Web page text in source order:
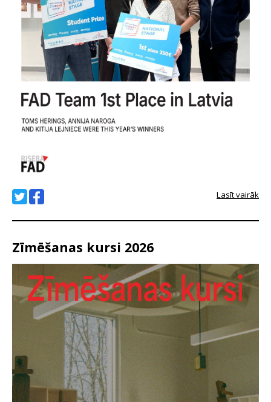
Lasīt vairāk
Zīmēšanas kursi 2026